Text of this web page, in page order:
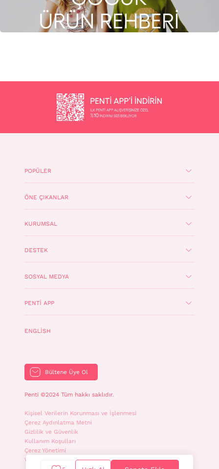
POPÜLER
ÖNE ÇIKANLAR
KURUMSAL
DESTEK
SOSYAL MEDYA
PENTI APP
ENGLISH
Bültene Üye Ol
Penti ©2024 Tüm hakkı saklıdır.
Kişisel Verilerin Korunması ve İşlenmesi
Çerez Aydınlatma Metni
Gizlilik ve Güvenlik
Kullanım Koşulları
Çerez Yönetimi
WhatsApp İletişim Aydınlatma Metni